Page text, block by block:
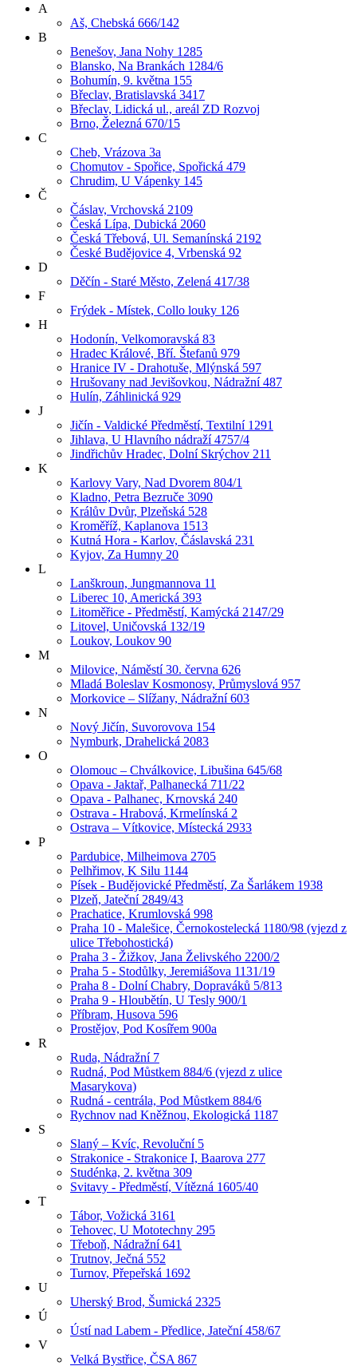
A
Aš, Chebská 666/142
B
Benešov, Jana Nohy 1285
Blansko, Na Brankách 1284/6
Bohumín, 9. května 155
Břeclav, Bratislavská 3417
Břeclav, Lidická ul., areál ZD Rozvoj
Brno, Železná 670/15
C
Cheb, Vrázova 3a
Chomutov - Spořice, Spořická 479
Chrudim, U Vápenky 145
Č
Čáslav, Vrchovská 2109
Česká Lípa, Dubická 2060
Česká Třebová, Ul. Semanínská 2192
České Budějovice 4, Vrbenská 92
D
Děčín - Staré Město, Zelená 417/38
F
Frýdek - Místek, Collo louky 126
H
Hodonín, Velkomoravská 83
Hradec Králové, Bří. Štefanů 979
Hranice IV - Drahotuše, Mlýnská 597
Hrušovany nad Jevišovkou, Nádražní 487
Hulín, Záhlinická 929
J
Jičín - Valdické Předměstí, Textilní 1291
Jihlava, U Hlavního nádraží 4757/4
Jindřichův Hradec, Dolní Skrýchov 211
K
Karlovy Vary, Nad Dvorem 804/1
Kladno, Petra Bezruče 3090
Králův Dvůr, Plzeňská 528
Kroměříž, Kaplanova 1513
Kutná Hora - Karlov, Čáslavská 231
Kyjov, Za Humny 20
L
Lanškroun, Jungmannova 11
Liberec 10, Americká 393
Litoměřice - Předměstí, Kamýcká 2147/29
Litovel, Uničovská 132/19
Loukov, Loukov 90
M
Milovice, Náměstí 30. června 626
Mladá Boleslav Kosmonosy, Průmyslová 957
Morkovice – Slížany, Nádražní 603
N
Nový Jičín, Suvorovova 154
Nymburk, Drahelická 2083
O
Olomouc – Chválkovice, Libušina 645/68
Opava - Jaktař, Palhanecká 711/22
Opava - Palhanec, Krnovská 240
Ostrava - Hrabová, Krmelínská 2
Ostrava – Vítkovice, Místecká 2933
P
Pardubice, Milheimova 2705
Pelhřimov, K Silu 1144
Písek - Budějovické Předměstí, Za Šarlákem 1938
Plzeň, Jateční 2849/43
Prachatice, Krumlovská 998
Praha 10 - Malešice, Černokostelecká 1180/98 (vjezd z
ulice Třebohostická)
Praha 3 - Žižkov, Jana Želivského 2200/2
Praha 5 - Stodůlky, Jeremiášova 1131/19
Praha 8 - Dolní Chabry, Dopraváků 5/813
Praha 9 - Hloubětín, U Tesly 900/1
Příbram, Husova 596
Prostějov, Pod Kosířem 900a
R
Ruda, Nádražní 7
Rudná, Pod Můstkem 884/6 (vjezd z ulice
Masarykova)
Rudná - centrála, Pod Můstkem 884/6
Rychnov nad Kněžnou, Ekologická 1187
S
Slaný – Kvíc, Revoluční 5
Strakonice - Strakonice I, Baarova 277
Studénka, 2. května 309
Svitavy - Předměstí, Vítězná 1605/40
T
Tábor, Vožická 3161
Tehovec, U Mototechny 295
Třeboň, Nádražní 641
Trutnov, Ječná 552
Turnov, Přepeřská 1692
U
Uherský Brod, Šumická 2325
Ú
Ústí nad Labem - Předlice, Jateční 458/67
V
Velká Bystřice, ČSA 867